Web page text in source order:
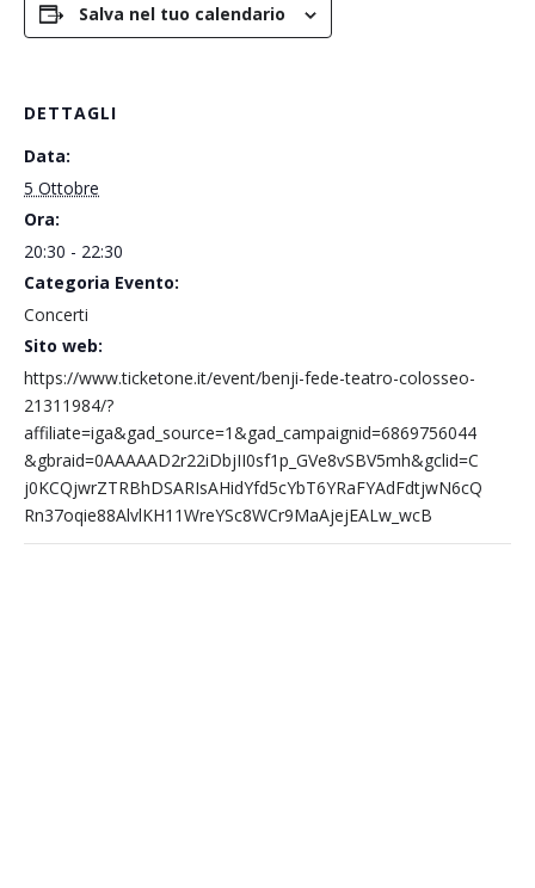
Salva nel tuo calendario
DETTAGLI
Data:
5 Ottobre
Ora:
20:30 - 22:30
Categoria Evento:
Concerti
Sito web:
https://www.ticketone.it/event/benji-fede-teatro-colosseo-
21311984/?
affiliate=iga&gad_source=1&gad_campaignid=6869756044
&gbraid=0AAAAAD2r22iDbjII0sf1p_GVe8vSBV5mh&gclid=C
j0KCQjwrZTRBhDSARIsAHidYfd5cYbT6YRaFYAdFdtjwN6cQ
Rn37oqie88AlvlKH11WreYSc8WCr9MaAjejEALw_wcB